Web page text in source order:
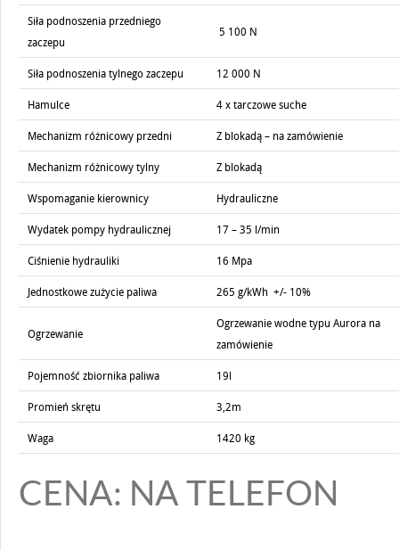
Siła podnoszenia przedniego
zaczepu
5 100 N
Siła podnoszenia tylnego zaczepu 12 000 N
Hamulce 4 x tarczowe suche
Mechanizm różnicowy przedni Z blokadą – na zamówienie
Mechanizm różnicowy tylny Z blokadą
Wspomaganie kierownicy Hydrauliczne
Wydatek pompy hydraulicznej 17 – 35 l/min
Ciśnienie hydrauliki 16 Mpa
Jednostkowe zużycie paliwa 265 g/kWh +/- 10%
Ogrzewanie
Ogrzewanie wodne typu Aurora na
zamówienie
Pojemność zbiornika paliwa 19l
Promień skrętu 3,2m
Waga 1420 kg
CENA: NA TELEFON